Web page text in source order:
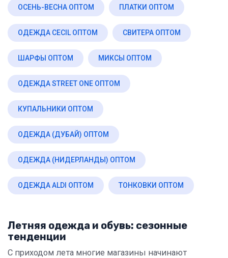
ОСЕНЬ-ВЕСНА ОПТОМ ПЛАТКИ ОПТОМ
ОДЕЖДА CECIL ОПТОМ СВИТЕРА ОПТОМ
ШАРФЫ ОПТОМ МИКСЫ ОПТОМ
ОДЕЖДА STREET ONE ОПТОМ
КУПАЛЬНИКИ ОПТОМ
ОДЕЖДА (ДУБАЙ) ОПТОМ
ОДЕЖДА (НИДЕРЛАНДЫ) ОПТОМ
ОДЕЖДА ALDI ОПТОМ ТОНКОВКИ ОПТОМ
Летняя одежда и обувь: сезонные
тенденции
С приходом лета многие магазины начинают